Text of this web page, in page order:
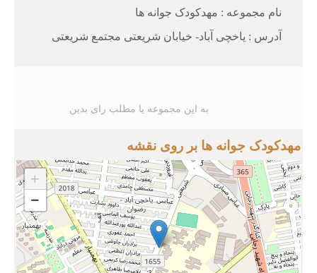
نام مجموعه : مهدکودک جوانه ها
آدرس : یاخچی آباد- خیابان شریعتی مجتمع شریعتی
به این مجموعه یا مطلب رای بدین
مهدکودک جوانه ها بر روی نقشه
+
−